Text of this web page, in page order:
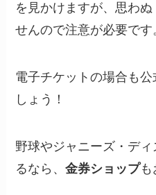
を見かけますが、思わ
せんので注意が必要です
電子チケットの場合も
しょう！
野球やジャニーズ・デ
るなら、金券ショップも